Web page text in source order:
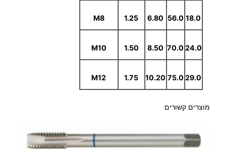
18.0
56.0
6.80
1.25
M8
24.0
70.0
8.50
1.50
M10
29.0
75.0
10.20
1.75
M12
מוצרים קשורים